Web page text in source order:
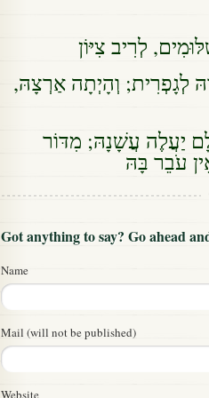
לְרִיב צִיּוֹן
לְגָפְרִית; וְהָיְתָה אַרְצָהּ,
יַעֲלֶה עֲשָׁנָהּ; מִדּוֹר
עֹבֵר בָּהּ
Got anything to say? Go ahead
Name
Mail (will not be published)
Website